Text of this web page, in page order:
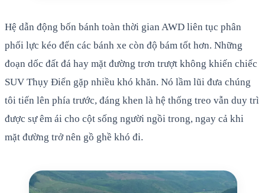
Hệ dẫn động bốn bánh toàn thời gian AWD liên tục phân
phối lực kéo đến các bánh xe còn độ bám tốt hơn. Những
đoạn dốc đất đá hay mặt đường trơn trượt không khiến chiếc
SUV Thụy Điển gặp nhiều khó khăn. Nó lầm lũi đưa chúng
tôi tiến lên phía trước, đáng khen là hệ thống treo vẫn duy trì
được sự êm ái cho cột sống người ngồi trong, ngay cả khi
mặt đường trở nên gồ ghề khó đi.